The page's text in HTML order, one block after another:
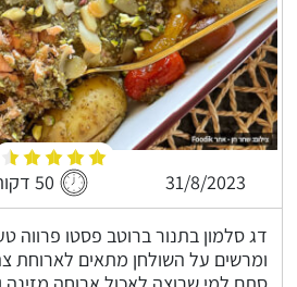
31/8/2023 50 דקות
דג סלמון בתנור ברוטב פסטו פרווה
ומרשים על השולחן מתאים לארוחת